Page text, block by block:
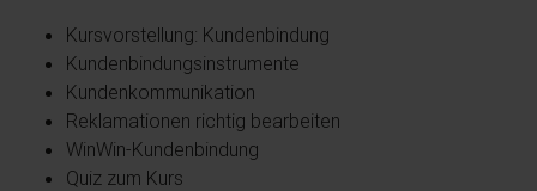
Kursvorstellung: Kundenbindung
Kundenbindungsinstrumente
Kundenkommunikation
Reklamationen richtig bearbeiten
WinWin-Kundenbindung
Quiz zum Kurs